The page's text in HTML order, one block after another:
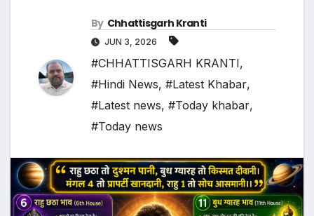
By Chhattisgarh Kranti
JUN 3, 2026
#CHHATTISGARH KRANTI,
#Hindi News, #Latest Khabar,
#Latest news, #Today khabar,
#Today news